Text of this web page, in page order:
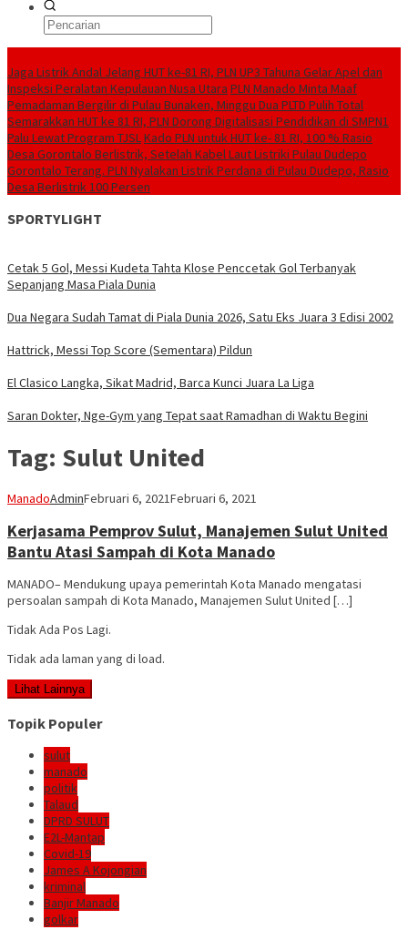
Jaga Listrik Andal Jelang HUT ke-81 RI, PLN UP3 Tahuna Gelar Apel dan
Inspeksi Peralatan Kepulauan Nusa Utara PLN Manado Minta Maaf
Pemadaman Bergilir di Pulau Bunaken, Minggu Dua PLTD Pulih Total
Semarakkan HUT ke 81 RI, PLN Dorong Digitalisasi Pendidikan di SMPN1
Palu Lewat Program TJSLKado PLN untuk HUT ke- 81 RI, 100 % Rasio
Desa Gorontalo Berlistrik, Setelah Kabel Laut Listriki Pulau Dudepo
Gorontalo Terang. PLN Nyalakan Listrik Perdana di Pulau Dudepo, Rasio
Desa Berlistrik 100 Persen
SPORTYLIGHT
Cetak 5 Gol, Messi Kudeta Tahta Klose Penccetak Gol Terbanyak
Sepanjang Masa Piala Dunia
Dua Negara Sudah Tamat di Piala Dunia 2026, Satu Eks Juara 3 Edisi 2002
Hattrick, Messi Top Score (Sementara) Pildun
El Clasico Langka, Sikat Madrid, Barca Kunci Juara La Liga
Saran Dokter, Nge-Gym yang Tepat saat Ramadhan di Waktu Begini
Tag: Sulut United
ManadoAdminFebruari 6, 2021Februari 6, 2021
Kerjasama Pemprov Sulut, Manajemen Sulut United
Bantu Atasi Sampah di Kota Manado
MANADO– Mendukung upaya pemerintah Kota Manado mengatasi
persoalan sampah di Kota Manado, Manajemen Sulut United […]
Tidak Ada Pos Lagi.
Tidak ada laman yang di load.
Lihat Lainnya
Topik Populer
sulut
manado
politik
Talaud
DPRD SULUT
E2L-Mantap
Covid-19
James A Kojongian
kriminal
Banjir Manado
golkar